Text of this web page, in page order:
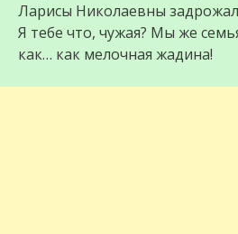
Ларисы Николаевны
Я тебе что, чужая? Мы же
как… как мелочная жадина!